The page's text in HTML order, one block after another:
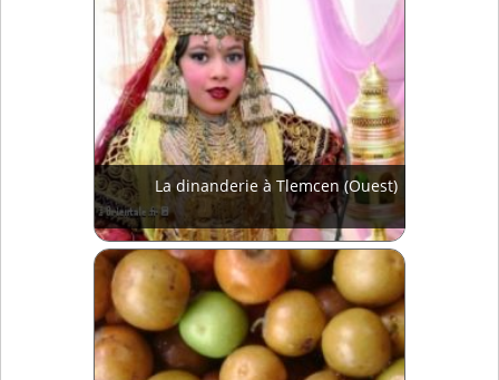
La dinanderie à Tlemcen (Ouest)